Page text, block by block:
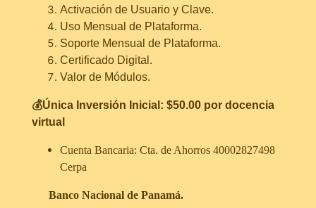
Activación de Usuario y Clave.
Uso Mensual de Plataforma.
Soporte Mensual de Plataforma.
Certificado Digital.
Valor de Módulos.
💰Única Inversión Inicial: $50.00 por docencia
virtual
Cuenta Bancaria: Cta. de Ahorros 40002827498
Cerpa
Banco Nacional de Panamá.